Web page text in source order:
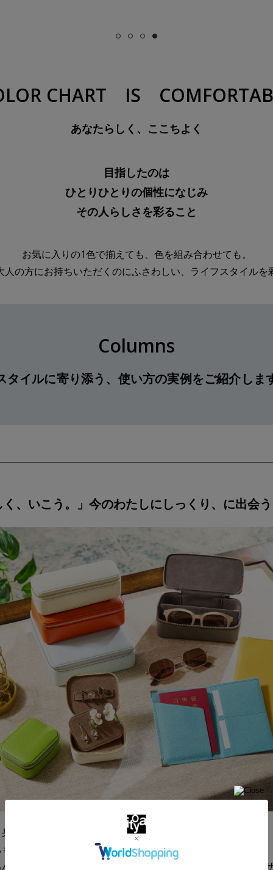
CHART IS
あなたらしく、ここちよく
目指したのは
ひとりひとりの個性になじみ
その人らしさを彩ること
お気に入りの1色で揃えても、色を組み合わせても。
の方にお持ちいただくのにふさわしい、ライフスタイルを
Columns
タイルに寄り添う、使い方の実例をご紹介しま
、いこう。」 今のわたしにしっくり、に出会
体を解放する、待ちに待った夏の特別な旅。
のにも、そのときめきや旅の気分を纏わせてみませんか。
スポートケースと、旅の時間を彩るアクセサリーを運ぶレ